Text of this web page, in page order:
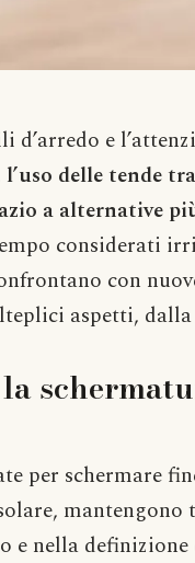
d’arredo e
l’uso delle tende
a alternative
considerati
con
aspetti,
per schermare
nella definizione